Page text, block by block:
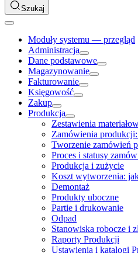
Szukaj
Moduły systemu — przegląd
Administracja
Dane podstawowe
Magazynowanie
Fakturowanie
Księgowość
Zakup
Produkcja
Zestawienia
Zamówienia
Tworzenie zamówień
Proces i statusy
Produkcja i zużycie
Koszt wytworzenia:
Demontaż
Produkty uboczne
Partie i drukowanie
Odpad
Stanowiska robocze i
Raporty Produkcji
Ustawienia i katalogi